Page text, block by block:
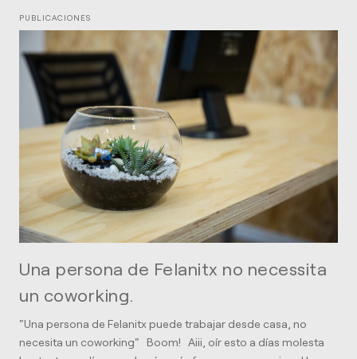
PUBLICACIONES
Una persona de Felanitx no necessita
un coworking.
"Una persona de Felanitx puede trabajar desde casa, no
necesita un coworking" Boom! Aiii, oír esto a días molesta